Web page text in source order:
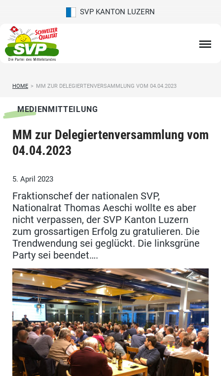
SVP KANTON LUZERN
HOME > MM ZUR DELEGIERTENVERSAMMLUNG VOM 04.04.2023
MEDIENMITTEILUNG
MM zur Delegiertenversammlung vom
04.04.2023
5. April 2023
Fraktionschef der nationalen SVP,
Nationalrat Thomas Aeschi wollte es aber
nicht verpassen, der SVP Kanton Luzern
zum grossartigen Erfolg zu gratulieren. Die
Trendwendung sei geglückt. Die linksgrüne
Party sei beendet….